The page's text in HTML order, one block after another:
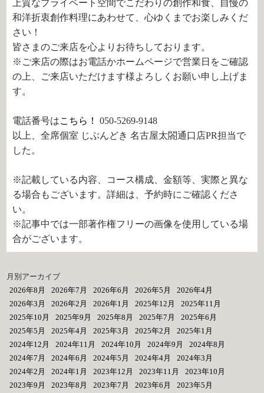
上質なプライベート空間でこだわりの創作和食、自慢の
和洋折衷創作料理にあわせて、心ゆくまでお楽しみくだ
さい！
皆さまのご来店を心よりお待ちしております。
※ご来店の際はお電話かホームページで営業日をご確認
の上、ご来店いただけます様よろしくお願い申し上げま
す。
電話番号はこちら！
050-5269-9148
以上、全席個室 じぶんどき 名古屋太閤通口店PR担当で
した。
※記載している内容、コース構成、金額等、実際と異な
る場合もございます。詳細は、予約時にご確認くださ
い。
※記事中では一部著作権フリーの画像を使用している場
合がございます。
月別アーカイブ
2026年8月
2026年7月 2026年6月 2026年5月
2026年4月
2026年3月
2026年2月 2026年1月 2025年12月
2025年11月
2025年10月
2025年9月 2025年8月 2025年7月
2025年6月
2025年5月
2025年4月 2025年3月 2025年2月
2025年1月
2024年12月
2024年11月 2024年10月 2024年9月
2024年8月
2024年7月
2024年6月 2024年5月 2024年4月
2024年3月
2024年2月
2024年1月 2023年12月 2023年11月
2023年10月
2023年9月
2023年8月 2023年7月 2023年6月
2023年5月